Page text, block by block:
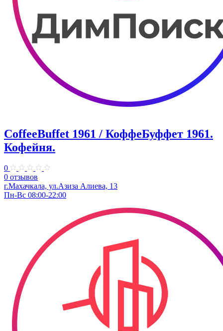
CoffeeBuffet 1961 / КоффеБуффет 1961.
Кофейня.
0
0 отзывов
г.Махачкала, ул.Азиза Алиева, 13
Пн-Вс 08:00-22:00